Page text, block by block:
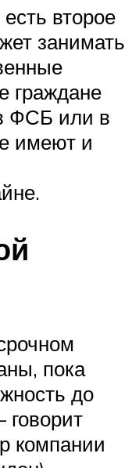
есть второе
занимать
граждане
ФСБ или в
имеют и
пока
до
говорит
компании